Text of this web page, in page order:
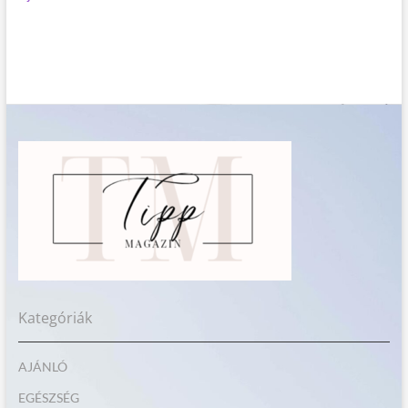
Kategóriák
AJÁNLÓ
EGÉSZSÉG